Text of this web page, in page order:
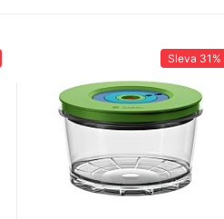
Sleva 31%